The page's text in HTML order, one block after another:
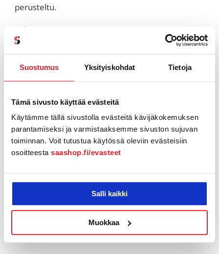
Suostumus Yksityiskohdat Tietoja
Tämä sivusto käyttää evästeitä
Käytämme tällä sivustolla evästeitä kävijäkokemuksen
parantamiseksi ja varmistaaksemme sivuston sujuvan
toiminnan. Voit tutustua käytössä oleviin evästeisiin
osoitteesta saashop.fi/evasteet
Salli kaikki
Muokkaa
perusteltu.
Yhteenveto
Pipedrive Projektit julkaistiin vuonna 2021, jotta
yritykset voisivat hallita myynnin jälkeistä työtä
samassa järjestelmässä kuin myynti. Vuoteen
projektinhallinnan työkalu, joka sisältää muun
muassa:
projektipohjat ja automaatiot
mobiilikäytön
Insights-raportoinnin
Projects sopii erityisesti yrityksille, joissa: